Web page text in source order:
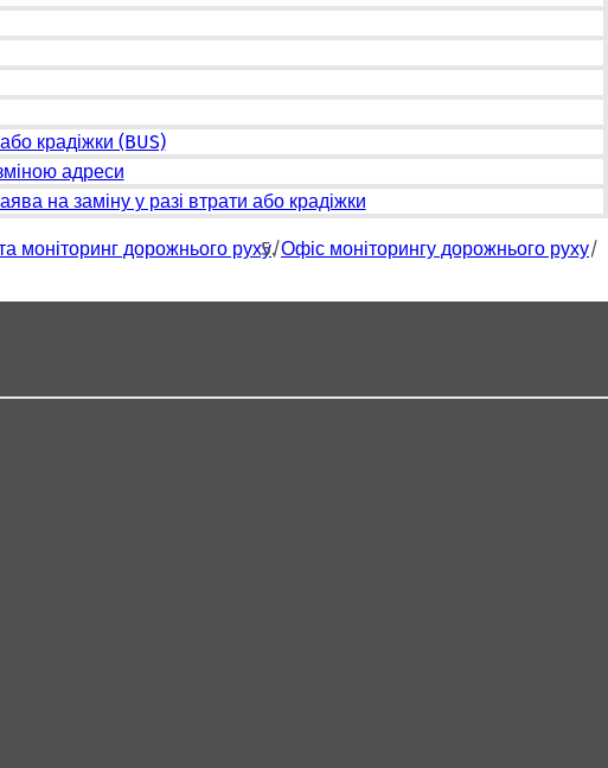
крадіжки (BUS)
адреси
на заміну у разі втрати або крадіжки
моніторинг дорожнього руху Офіс моніторингу дорожнього руху